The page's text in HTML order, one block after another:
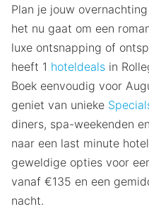
Plan je jouw
het nu gaat om een
luxe ontsnapping of
heeft 1 hoteldeals in
Boek eenvoudig voor
geniet van unieke
diners, spa-weekenden
naar een last minute
geweldige opties voor
vanaf €135 en een
nacht.